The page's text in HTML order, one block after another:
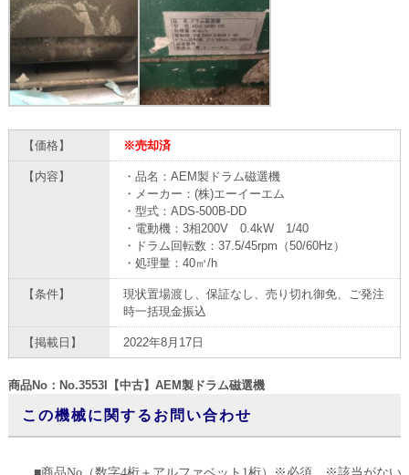
【価格】 ※売却済
【内容】
・品名：AEM製ドラム磁選機
・メーカー：(株)エーイーエム
・型式：ADS-500B-DD
・電動機：3相200V 0.4kW 1/40
・ドラム回転数：37.5/45rpm（50/60Hz）
・処理量：40㎥/h
【条件】
現状置場渡し、保証なし、売り切れ御免、ご発注
時一括現金振込
【掲載日】 2022年8月17日
商品No：No.3553I【中古】AEM製ドラム磁選機
この機械に関するお問い合わせ